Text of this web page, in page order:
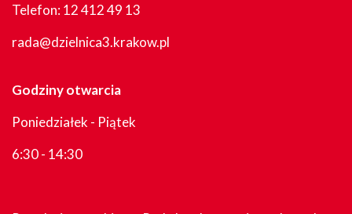
Telefon:12 412 49 13
rada@dzielnica3.krakow.pl
Godziny otwarcia
Poniedziałek - Piątek
6:30 - 14:30